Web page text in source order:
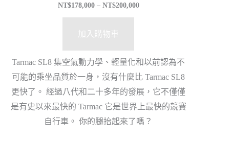
NT$178,000– NT$200,000
加入購物車
Tarmac SL8 集空氣動力學、輕量化和以前認為不
可能的乘坐品質於一身，沒有什麼比 Tarmac SL8
更快了。 經過八代和二十多年的發展，它不僅僅
是有史以來最快的 Tarmac 它是世界上最快的競賽
自行車。 你的腿抬起來了嗎？